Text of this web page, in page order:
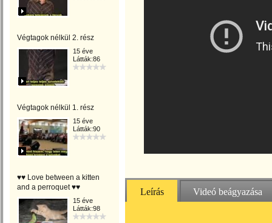
Végtagok nélkül 2. rész
15 éve
Látták:86
Végtagok nélkül 1. rész
15 éve
Látták:90
♥♥ Love between a kitten
and a perroquet ♥♥
15 éve
Látták:98
Leírás Videó beágyazása